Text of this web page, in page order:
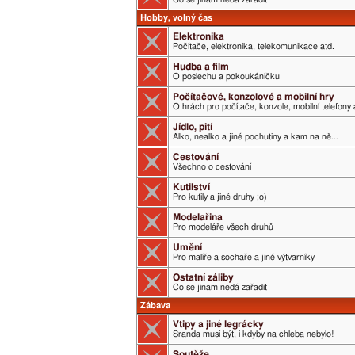
Hobby, volný čas
Elektronika
Počítače, elektronika, telekomunikace atd.
Hudba a film
O poslechu a pokoukáníčku
Počítačové, konzolové a mobilní hry
O hrách pro počítače, konzole, mobilní telefony
Jídlo, pití
Alko, nealko a jiné pochutiny a kam na ně...
Cestování
Všechno o cestování
Kutilství
Pro kutily a jiné druhy ;o)
Modelařina
Pro modeláře všech druhů
Umění
Pro malíře a sochaře a jiné výtvarníky
Ostatní záliby
Co se jinam nedá zařadit
Zábava
Vtipy a jiné legrácky
Sranda musí být, i kdyby na chleba nebylo!